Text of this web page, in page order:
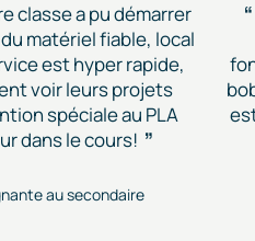
classe a pu démarrer
matériel fiable, local
est hyper rapide,
voir leurs projets
spéciale au PLA
dans le cours!
au secondaire